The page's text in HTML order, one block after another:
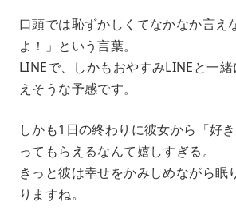
口頭では恥ずかしくてなかなか言え
よ！」という言葉。
LINEで、しかもおやすみLINEと一
えそうな予感です。
しかも1日の終わりに彼女から「好
ってもらえるなんて嬉しすぎる。
きっと彼は幸せをかみしめながら眠
りますね。